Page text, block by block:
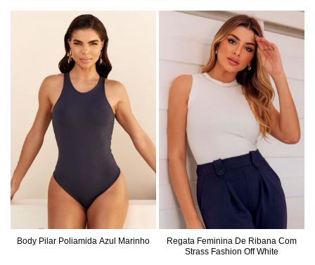
Body Pilar Poliamida Azul Marinho
Regata Feminina De Ribana Com
Strass Fashion Off White